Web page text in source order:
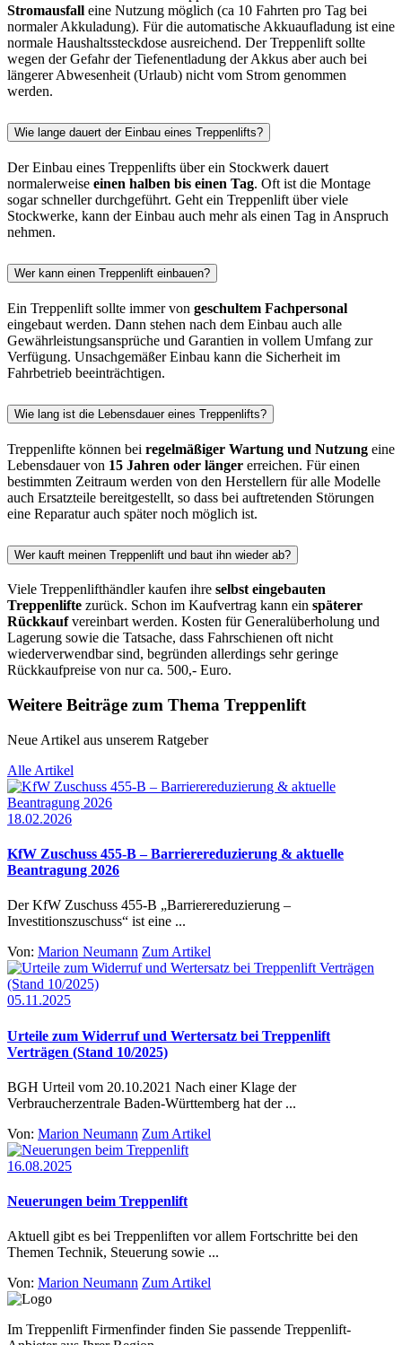
Stromausfall eine Nutzung möglich (ca 10 Fahrten pro Tag bei
normaler Akkuladung). Für die automatische Akkuaufladung ist eine
normale Haushaltssteckdose ausreichend. Der Treppenlift sollte
wegen der Gefahr der Tiefenentladung der Akkus aber auch bei
längerer Abwesenheit (Urlaub) nicht vom Strom genommen
werden.
Wie lange dauert der Einbau eines Treppenlifts?
Der Einbau eines Treppenlifts über ein Stockwerk dauert
normalerweise einen halben bis einen Tag. Oft ist die Montage
sogar schneller durchgeführt. Geht ein Treppenlift über viele
Stockwerke, kann der Einbau auch mehr als einen Tag in Anspruch
nehmen.
Wer kann einen Treppenlift einbauen?
Ein Treppenlift sollte immer von geschultem Fachpersonal
eingebaut werden. Dann stehen nach dem Einbau auch alle
Gewährleistungsansprüche und Garantien in vollem Umfang zur
Verfügung. Unsachgemäßer Einbau kann die Sicherheit im
Fahrbetrieb beeinträchtigen.
Wie lang ist die Lebensdauer eines Treppenlifts?
Treppenlifte können bei regelmäßiger Wartung und Nutzung eine
Lebensdauer von 15 Jahren oder länger erreichen. Für einen
bestimmten Zeitraum werden von den Herstellern für alle Modelle
auch Ersatzteile bereitgestellt, so dass bei auftretenden Störungen
eine Reparatur auch später noch möglich ist.
Wer kauft meinen Treppenlift und baut ihn wieder ab?
Viele Treppenlifthändler kaufen ihre selbst eingebauten
Treppenlifte zurück. Schon im Kaufvertrag kann ein späterer
Rückkaufvereinbart werden. Kosten für Generalüberholung und
Lagerung sowie die Tatsache, dass Fahrschienen oft nicht
wiederverwendbar sind, begründen allerdings sehr geringe
Rückkaufpreise von nur ca. 500,- Euro.
Weitere Beiträge zum Thema Treppenlift
Neue Artikel aus unserem Ratgeber
Alle Artikel
18.02.2026
KfW Zuschuss 455-B – Barrierereduzierung & aktuelle
Beantragung 2026
Der KfW Zuschuss 455-B „Barrierereduzierung –
Investitionszuschuss“ ist eine ...
Von: Marion Neumann Zum Artikel
05.11.2025
Urteile zum Widerruf und Wertersatz bei Treppenlift
Verträgen (Stand 10/2025)
BGH Urteil vom 20.10.2021 Nach einer Klage der
Verbraucherzentrale Baden-Württemberg hat der ...
Von: Marion Neumann Zum Artikel
16.08.2025
Neuerungen beim Treppenlift
Aktuell gibt es bei Treppenliften vor allem Fortschritte bei den
Themen Technik, Steuerung sowie ...
Von: Marion Neumann Zum Artikel
Im Treppenlift Firmenfinder finden Sie passende Treppenlift-